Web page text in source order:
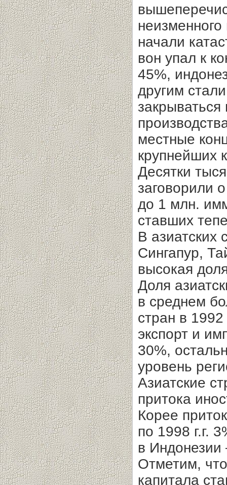
начали
вон упал к
45%,
другим
местные
крупнейших
Десятки
заговорили
до 1 млн.
ставших
В азиатских
Сингапур,
высокая
Доля
в среднем
стран в 1992
экспорт и
30%,
уровень
Азиатские
притока
Корее
по 1998 г.г.
в
Отметим,
капитала